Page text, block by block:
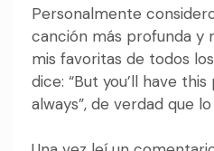
Personalmente
canción más profunda y
mis favoritas de todos
dice: “But you’ll have
always”, de verdad que